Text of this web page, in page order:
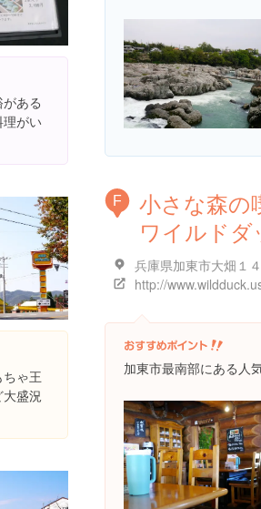
ある
がい
F
小さな森の
ワイルドダ
兵庫県加東市大畑１
http://
加東市最南部にある人
ゃ王
大盛況